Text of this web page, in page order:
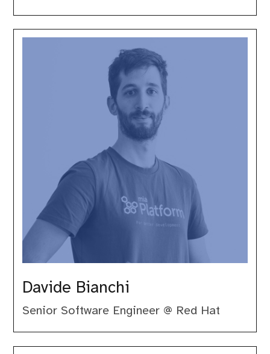
Davide Bianchi
Senior Software Engineer @ Red Hat
Davide
Bianchi
Francesco